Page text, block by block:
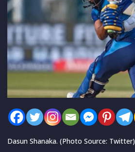
Dasun Shanaka. (Photo Source: Twitter)